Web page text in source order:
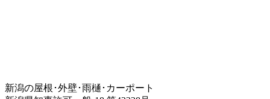
新潟の屋根･外壁･雨樋･カーポート